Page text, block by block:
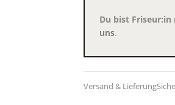
Du bist Friseur:in
uns.
Versand & Lieferung